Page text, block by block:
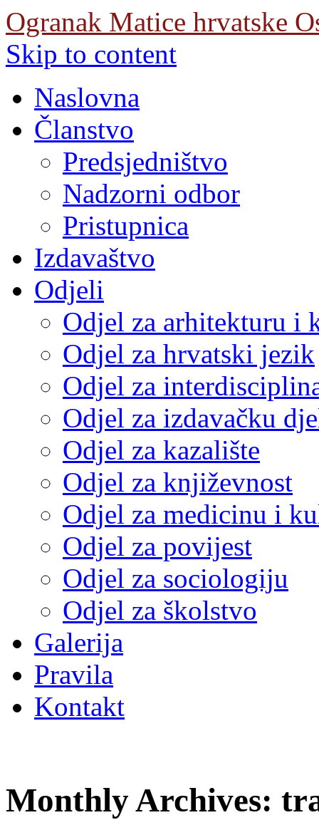
Ogranak Matice hrvatske
Skip to content
Naslovna
Članstvo
Predsjedništvo
Nadzorni odbor
Pristupnica
Izdavaštvo
Odjeli
Odjel za arhitekturu i
Odjel za hrvatski jezik
Odjel za
Odjel za izdavačku
Odjel za kazalište
Odjel za književnost
Odjel za medicinu i
Odjel za povijest
Odjel za sociologiju
Odjel za školstvo
Galerija
Pravila
Kontakt
Monthly Archives: